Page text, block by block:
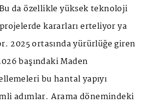
da özellikle yüksek teknoloji
kararları erteliyor ya
2025 ortasında yürürlüğe giren
başındaki Maden
bu hantal yapıyı
adımlar. Arama dönemindeki